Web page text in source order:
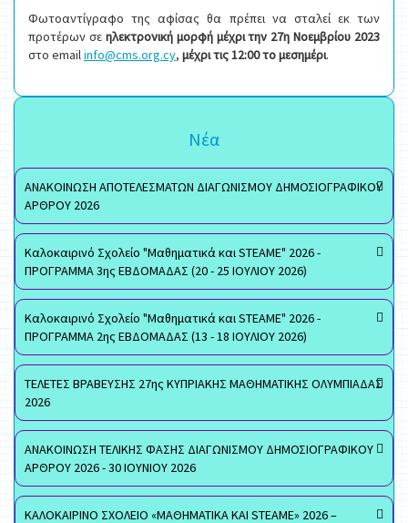
Φωτοαντίγραφο της αφίσας θα πρέπει να σταλεί εκ των
προτέρων σε ηλεκτρονική μορφή μέχρι την 27η Νοεμβρίου 2023
στο emailinfo@cms.org.cy, μέχρι τις 12:00 το μεσημέρι.
Νέα
ΑΝΑΚΟΙΝΩΣΗ ΑΠΟΤΕΛΕΣΜΑΤΩΝ ΔΙΑΓΩΝΙΣΜΟΥ ΔΗΜΟΣΙΟΓΡΑΦΙΚΟΥ
ΑΡΘΡΟΥ 2026
Καλοκαιρινό Σχολείο "Μαθηματικά και STEAME" 2026 -
ΠΡΟΓΡΑΜΜΑ 3ης ΕΒΔΟΜΑΔΑΣ (20 - 25 ΙΟΥΛΙΟΥ 2026)
Καλοκαιρινό Σχολείο "Μαθηματικά και STEAME" 2026 -
ΠΡΟΓΡΑΜΜΑ 2ης ΕΒΔΟΜΑΔΑΣ (13 - 18 ΙΟΥΛΙΟΥ 2026)
ΤΕΛΕΤΕΣ ΒΡΑΒΕΥΣΗΣ 27ης ΚΥΠΡΙΑΚΗΣ ΜΑΘΗΜΑΤΙΚΗΣ ΟΛΥΜΠΙΑΔΑΣ
2026
ΑΝΑΚΟΙΝΩΣΗ ΤΕΛΙΚΗΣ ΦΑΣΗΣ ΔΙΑΓΩΝΙΣΜΟΥ ΔΗΜΟΣΙΟΓΡΑΦΙΚΟΥ
ΑΡΘΡΟΥ 2026 - 30 ΙΟΥΝΙΟΥ 2026
ΚΑΛΟΚΑΙΡΙΝΟ ΣΧΟΛΕΙΟ «ΜΑΘΗΜΑΤΙΚΑ ΚΑΙ STEAME» 2026 –